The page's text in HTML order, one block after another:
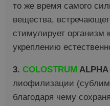
то же время самого
вещества,
стимулирует организм
укреплению
3. COLOSTRUM
лиофилизации
благодаря чему